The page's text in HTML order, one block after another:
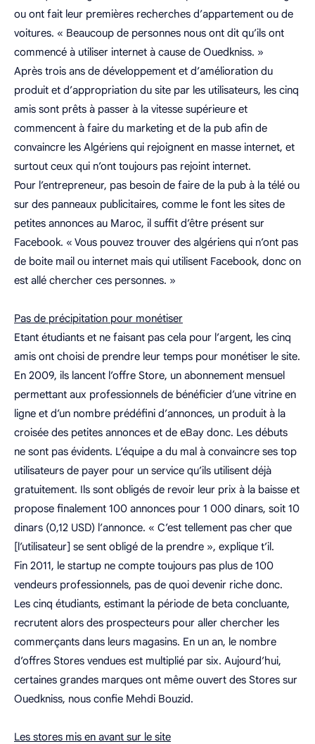
ou ont fait leur premières recherches d’appartement ou de
voitures. « Beaucoup de personnes nous ont dit qu’ils ont
commencé à utiliser internet à cause de Ouedkniss. »
Après trois ans de développement et d’amélioration du
produit et d’appropriation du site par les utilisateurs, les cinq
amis sont prêts à passer à la vitesse supérieure et
commencent à faire du marketing et de la pub afin de
convaincre les Algériens qui rejoignent en masse internet, et
surtout ceux qui n’ont toujours pas rejoint internet.
Pour l’entrepreneur, pas besoin de faire de la pub à la télé ou
sur des panneaux publicitaires, comme le font les sites de
petites annonces au Maroc, il suffit d’être présent sur
Facebook. « Vous pouvez trouver des algériens qui n’ont pas
de boite mail ou internet mais qui utilisent Facebook, donc on
est allé chercher ces personnes. »
Pas de précipitation pour monétiser
Etant étudiants et ne faisant pas cela pour l’argent, les cinq
amis ont choisi de prendre leur temps pour monétiser le site.
En 2009, ils lancent l’offre Store, un abonnement mensuel
permettant aux professionnels de bénéficier d’une vitrine en
ligne et d’un nombre prédéfini d’annonces, un produit à la
croisée des petites annonces et de eBay donc. Les débuts
ne sont pas évidents. L’équipe a du mal à convaincre ses top
utilisateurs de payer pour un service qu’ils utilisent déjà
gratuitement. Ils sont obligés de revoir leur prix à la baisse et
propose finalement 100 annonces pour 1 000 dinars, soit 10
dinars (0,12 USD) l’annonce. « C’est tellement pas cher que
[l’utilisateur] se sent obligé de la prendre », explique t’il.
Fin 2011, le startup ne compte toujours pas plus de 100
vendeurs professionnels, pas de quoi devenir riche donc.
Les cinq étudiants, estimant la période de beta concluante,
recrutent alors des prospecteurs pour aller chercher les
commerçants dans leurs magasins. En un an, le nombre
d’offres Stores vendues est multiplié par six. Aujourd’hui,
certaines grandes marques ont même ouvert des Stores sur
Ouedkniss, nous confie Mehdi Bouzid.
Les stores mis en avant sur le site